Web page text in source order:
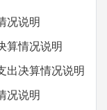
况说明
情况说明
决算情况说明
况说明